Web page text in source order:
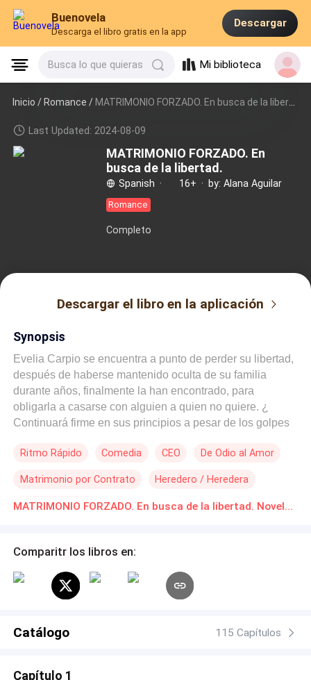
Buenovela
Descarga el libro gratis en la app
Descargar
Busca lo que quieras Mi biblioteca
Inicio /Romance / MATRIMONIO FORZADO. En busca de la libertad.
Last Updated: 2024-08-09
MATRIMONIO FORZADO. En
busca de la libertad.
Spanish · 16+ · by: Alana Aguilar
Romance
Completo
Descargar el libro en la aplicación
Synopsis
Evelia Carpio se encuentra a punto de perder su libertad,
después de haberse mantenido oculta de su familia
durante años, finalmente la han encontrado, para
obligarla a casarse con alguien a quien no quiere. ¿
Continuará firme en sus principios a pesar de los golpes
convicciones bien definidas, la empresa de su familia, es
ocultas para que no interfieran con sus actividades
diarias, ¿Qué hará al encontrarse con la condición
razón para ese compromiso. ¿Podrán ambos mantenerse
quería? ¿Surgirá el amor entre estos seres tan diferentes
y parecidos al mismo tiempo?
Ritmo Rápido Comedia CEO De Odio al Amor
Matrimonio por Contrato Heredero / Heredera
Contemporánea MATRIMONIO FORZADO. En busca de la libertad. Novelas Online Descarga gratuita de PDF
Comparitr los libros en:
Catálogo 115 Capítulos
Capítulo 1